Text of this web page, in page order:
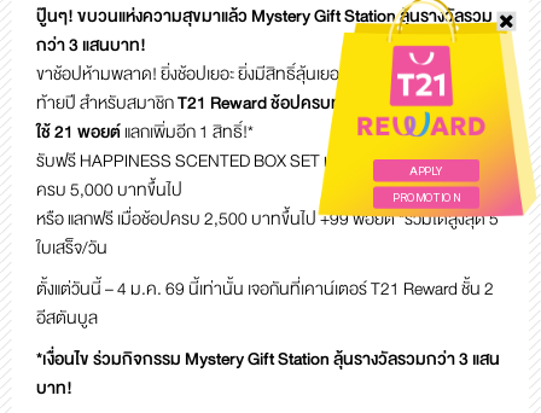
APPLY
PROMOTION
ปู๊นๆ! ขบวนแห่งความสุขมาแล้ว Mystery Gift Station ลุ้นรางวัลรวม
กว่า 3 แสนบาท!
ขาช้อปห้ามพลาด! ยิ่งช้อปเยอะ ยิ่งมีสิทธิ์ลุ้นเยอะ กับกิจกรรมสุดพิเศษส่ง
ท้ายปีสำหรับสมาชิกT21 Reward ช้อปครบทุกๆ 500.-รับ 1 สิทธิ์ลุ้น!
ใช้ 21 พอยต์แลกเพิ่มอีก 1 สิทธิ์!*
รับฟรี HAPPINESS SCENTED BOX SET มูลค่า 390 บาท เมื่อช้อป
ครบ 5,000 บาทขึ้นไป
หรือ แลกฟรี เมื่อช้อปครบ 2,500 บาทขึ้นไป +99 พอยต์ *รวมได้สูงสุด 5
ใบเสร็จ/วัน
ตั้งแต่วันนี้ – 4 ม.ค. 69 นี้เท่านั้น เจอกันที่เคาน์เตอร์ T21 Reward ชั้น 2
อีสตันบูล
*เงื่อนไข ร่วมกิจกรรม Mystery Gift Station ลุ้นรางวัลรวมกว่า 3 แสน
บาท!